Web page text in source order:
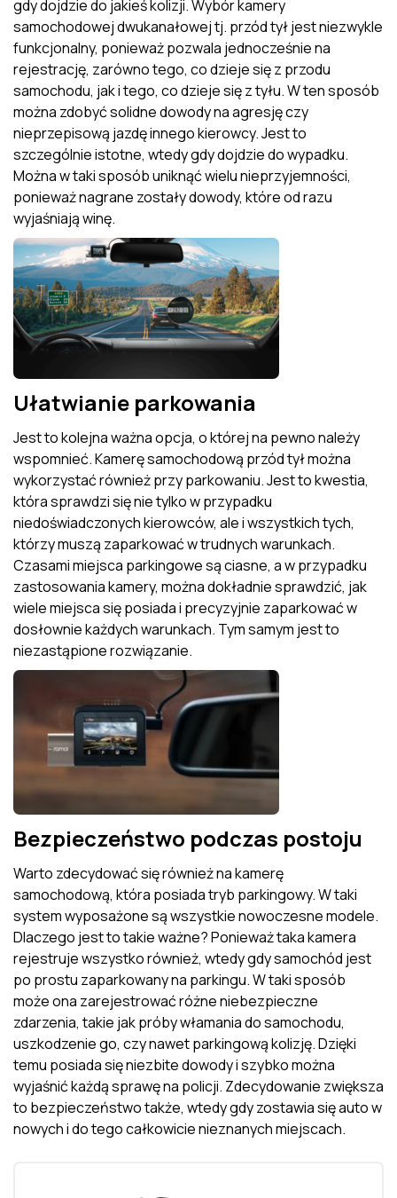
gdy dojdzie do jakieś kolizji. Wybór kamery
samochodowej dwukanałowej tj. przód tył jest niezwykle
funkcjonalny, ponieważ pozwala jednocześnie na
rejestrację, zarówno tego, co dzieje się z przodu
samochodu, jak i tego, co dzieje się z tyłu. W ten sposób
można zdobyć solidne dowody na agresję czy
nieprzepisową jazdę innego kierowcy. Jest to
szczególnie istotne, wtedy gdy dojdzie do wypadku.
Można w taki sposób uniknąć wielu nieprzyjemności,
ponieważ nagrane zostały dowody, które od razu
wyjaśniają winę.
Ułatwianie parkowania
Jest to kolejna ważna opcja, o której na pewno należy
wspomnieć. Kamerę samochodową przód tył można
wykorzystać również przy parkowaniu. Jest to kwestia,
która sprawdzi się nie tylko w przypadku
niedoświadczonych kierowców, ale i wszystkich tych,
którzy muszą zaparkować w trudnych warunkach.
Czasami miejsca parkingowe są ciasne, a w przypadku
zastosowania kamery, można dokładnie sprawdzić, jak
wiele miejsca się posiada i precyzyjnie zaparkować w
dosłownie każdych warunkach. Tym samym jest to
niezastąpione rozwiązanie.
Bezpieczeństwo podczas postoju
Warto zdecydować się również na kamerę
samochodową, która posiada tryb parkingowy. W taki
system wyposażone są wszystkie nowoczesne modele.
Dlaczego jest to takie ważne? Ponieważ taka kamera
rejestruje wszystko również, wtedy gdy samochód jest
po prostu zaparkowany na parkingu. W taki sposób
może ona zarejestrować różne niebezpieczne
zdarzenia, takie jak próby włamania do samochodu,
uszkodzenie go, czy nawet parkingową kolizję. Dzięki
temu posiada się niezbite dowody i szybko można
wyjaśnić każdą sprawę na policji. Zdecydowanie zwiększa
to bezpieczeństwo także, wtedy gdy zostawia się auto w
nowych i do tego całkowicie nieznanych miejscach.